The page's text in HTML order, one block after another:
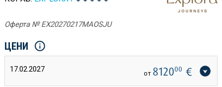
Оферта № EX20270217MAOSJU
ЦЕНИ
17.02.2027 от 812000 €